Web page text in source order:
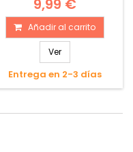
9,99 €
Añadir al carrito
Ver
Entrega en 2-3 días